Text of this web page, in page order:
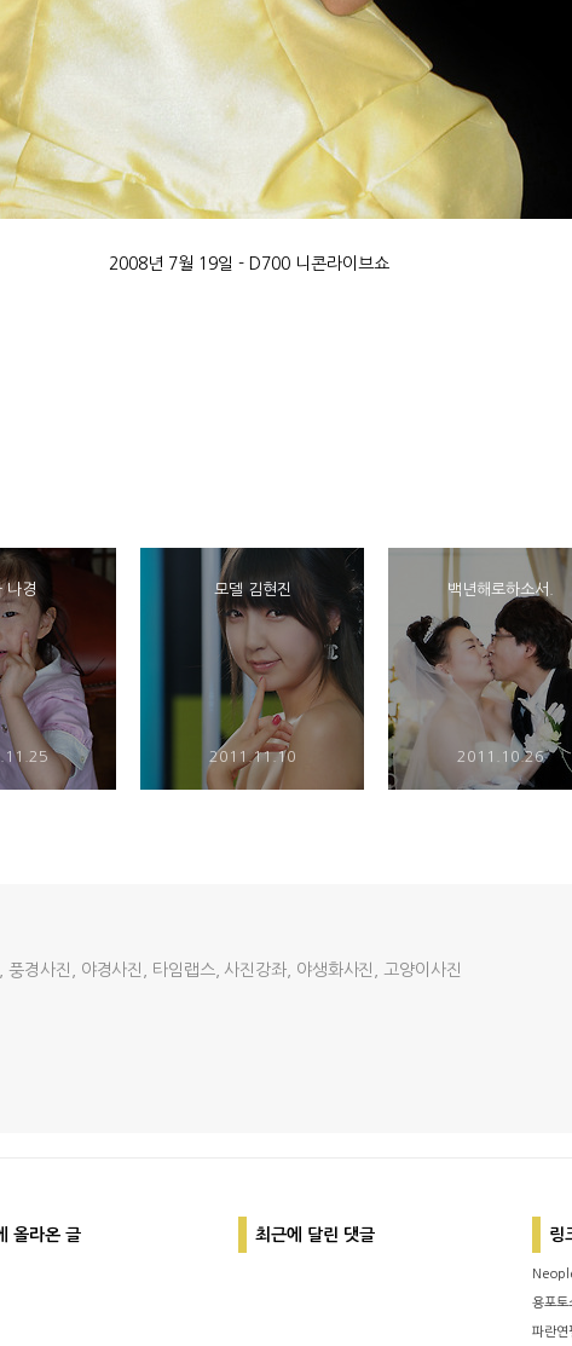
2008년 7월 19일 - D700 니콘라이브쇼
나경 모델 김현진
2011.11.10
백년해로하소서.
2011.10.26
경사진, 야경사진, 타임랩스, 사진강좌, 야생화사진, 고양이사진
올라온 글 최근에 달린 댓글 링
용포토
파란연